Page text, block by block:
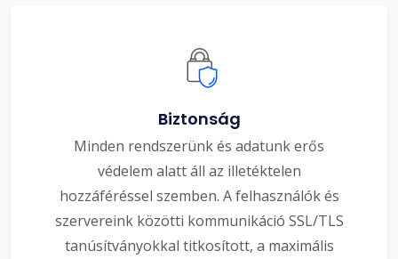
Biztonság
Minden rendszerünk és adatunk erős
védelem alatt áll az illetéktelen
hozzáféréssel szemben. A felhasználók és
szervereink közötti kommunikáció SSL/TLS
tanúsítványokkal titkosított, a maximális